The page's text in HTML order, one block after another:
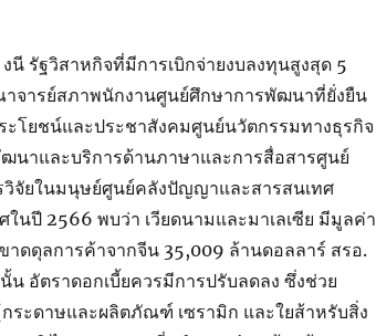
รัฐวิสาหกิจที่มีการเบิกจ่ายงบลงทุนสูงสุด 5
จารย์สภาพนักงานศูนย์ศึกษาการพัฒนาที่ยั่งยืน
ะโยชน์และประชาสังคมศูนย์นวัตกรรมทางธุรกิจ
าและบริการด้านภาษาและการสื่อสารศูนย์
จัยในมนุษย์ศูนย์คลังปัญญาและสารสนเทศ
นปี 2566 พบว่า เวียดนามและมาเลเซีย มีมูลค่า
าดดุลการค้าจากจีน 35,009 ล้านดอลลาร์ สรอ.
อัตราดอกเบี้ยควรมีการปรับลดลง ซึ่งช่วย
ระดาษและผลิตภัณฑ์ เซรามิก และใยส้าหรับสิ่ง